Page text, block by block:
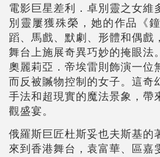
電影巨星差利．卓別靈之女維
別靈屢獲殊榮，她的作品《
蹈、馬戲、默劇、形體和偶戲
舞台上施展奇異巧妙的掩眼法
奧麗莉亞．帝埃雷則飾演一位
而反被贓物控制的女子。這奇
手法和超現實的魔法景象，帶
觀盛宴。
俄羅斯巨匠杜斯妥也夫斯基的
來到香港舞台，袁富華、區嘉